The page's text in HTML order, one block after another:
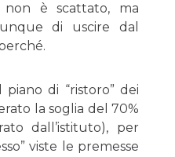
non è scattato, ma
di uscire dal
di “ristoro” dei
la soglia del 70%
dall’istituto), per
viste le premesse